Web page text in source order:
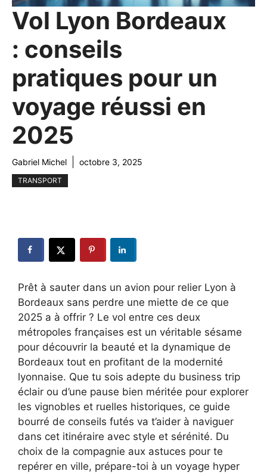
Vol Lyon Bordeaux
: conseils
pratiques pour un
voyage réussi en
2025
Gabriel Michel octobre 3, 2025
TRANSPORT
Prêt à sauter dans un avion pour relier Lyon à
Bordeaux sans perdre une miette de ce que
2025 a à offrir ? Le vol entre ces deux
métropoles françaises est un véritable sésame
pour découvrir la beauté et la dynamique de
Bordeaux tout en profitant de la modernité
lyonnaise. Que tu sois adepte du business trip
éclair ou d’une pause bien méritée pour explorer
les vignobles et ruelles historiques, ce guide
bourré de conseils futés va t’aider à naviguer
dans cet itinéraire avec style et sérénité. Du
choix de la compagnie aux astuces pour te
repérer en ville, prépare-toi à un voyage hyper